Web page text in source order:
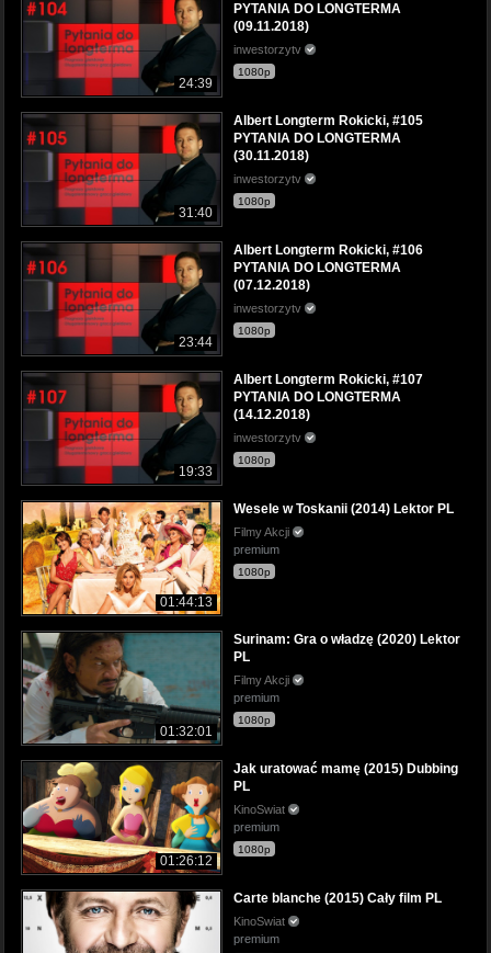
24:39
PYTANIA DO LONGTERMA
(09.11.2018)
inwestorzytv
1080p
31:40
Albert Longterm Rokicki, #105
PYTANIA DO LONGTERMA
(30.11.2018)
inwestorzytv
1080p
23:44
Albert Longterm Rokicki, #106
PYTANIA DO LONGTERMA
(07.12.2018)
inwestorzytv
1080p
19:33
Albert Longterm Rokicki, #107
PYTANIA DO LONGTERMA
(14.12.2018)
inwestorzytv
1080p
01:44:13
Wesele w Toskanii (2014) Lektor PL
Filmy Akcji
premium
1080p
01:32:01
Surinam: Gra o władzę (2020) Lektor
PL
Filmy Akcji
premium
1080p
01:26:12
Jak uratować mamę (2015) Dubbing
PL
KinoSwiat
premium
1080p
Carte blanche (2015) Cały film PL
KinoSwiat
premium